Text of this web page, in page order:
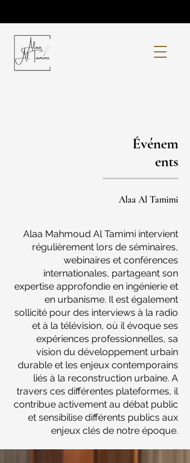
Événem
ents
Alaa Al Tamimi
Alaa Mahmoud Al Tamimi intervient
régulièrement lors de séminaires,
webinaires et conférences
internationales, partageant son
expertise approfondie en ingénierie et
en urbanisme. Il est également
sollicité pour des interviews à la radio
et à la télévision, où il évoque ses
expériences professionnelles, sa
vision du développement urbain
durable et les enjeux contemporains
liés à la reconstruction urbaine. A
travers ces différentes plateformes, il
contribue activement au débat public
et sensibilise différents publics aux
enjeux clés de notre époque.